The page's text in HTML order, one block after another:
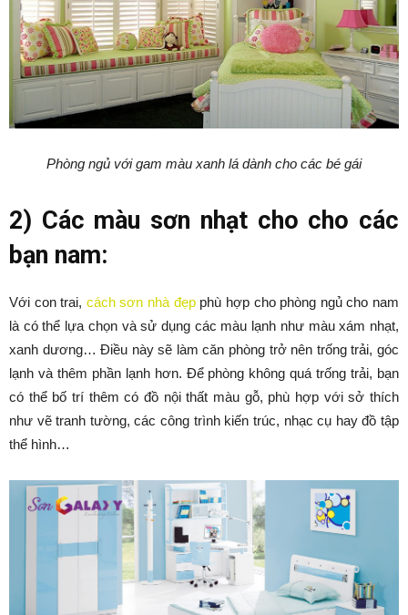
Phòng ngủ với gam màu xanh lá dành cho các bé gái
2) Các màu sơn nhạt cho cho các
bạn nam:
Với con trai, cách sơn nhà đẹpphù hợp cho phòng ngủ cho nam
là có thể lựa chọn và sử dụng các màu lạnh như màu xám nhạt,
xanh dương… Điều này sẽ làm căn phòng trở nên trống trải, góc
lạnh và thêm phần lạnh hơn. Để phòng không quá trống trải, bạn
có thể bố trí thêm có đồ nội thất màu gỗ, phù hợp với sở thích
như vẽ tranh tường, các công trình kiến trúc, nhạc cụ hay đồ tập
thể hình…